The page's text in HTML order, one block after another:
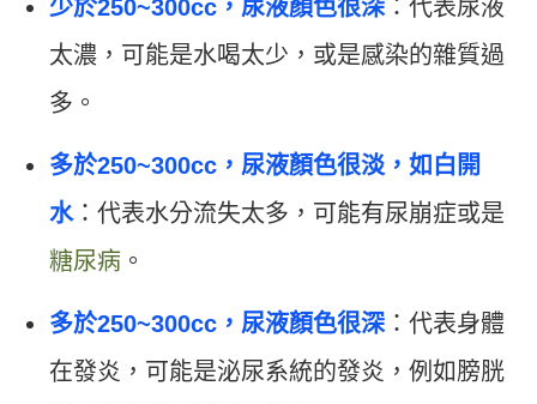
少於250~300cc，尿液顏色很深：代表尿液
太濃，可能是水喝太少，或是感染的雜質過
多。
多於250~300cc，尿液顏色很淡，如白開
水：代表水分流失太多，可能有尿崩症或是
糖尿病 。
多於250~300cc，尿液顏色很深：代表身體
在發炎，可能是泌尿系統的發炎，例如膀胱